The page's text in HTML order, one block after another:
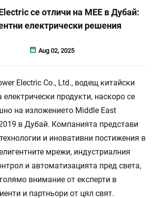
Нас
се отличи на MEE в Дубай:
електрически решения
Aug 02, 2025
Electric Co., Ltd., водещ китайски
електрически продукти, наскоро се
на изложението Middle East
в Дубай. Компанията представи
и иновативни постижения в
мрежи, индустриалния
и автоматизацията пред света,
внимание от експерти в
и партньори от цял свят.